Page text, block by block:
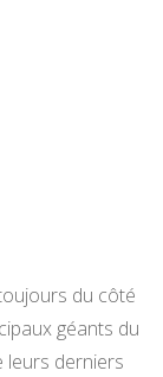
du côté
géants du
leurs derniers